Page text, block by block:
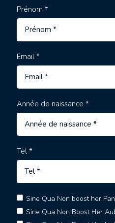
Prénom *
Email *
Année de naissance *
Tel *
Sine Qua Non boost her
Sine Qua Non Boost Her